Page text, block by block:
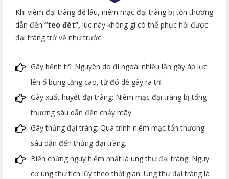
Khi viêm đại tràng để lâu, niêm mạc đại tràng bị tổn thương
dẫn đến “teo đét”, lúc này không gì có thể phục hồi được
đại tràng trở về như trước.
Gây bệnh trĩ: Nguyên do đi ngoài nhiều lần gây áp lực
lên ổ bụng tăng cao, từ đó dễ gây ra trĩ.
Gây xuất huyết đại tràng: Niêm mạc đại tràng bị tổng
thương sâu dẫn đến chảy mãy
Gây thủng đại tràng: Quá trình niêm mạc tổn thương
sâu dẫn đến thủng đại tràng.
Biến chứng nguy hiểm nhất là ung thư đại tràng: Nguy
cơ ung thư tích lũy theo thời gian. Ung thư đại tràng là